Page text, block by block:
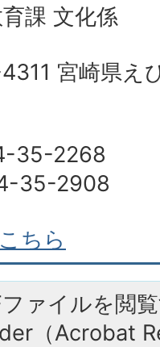
課 文化係
宮崎県え
35-2268
35-2908
ちら
ファイルを閲
（Acrobat